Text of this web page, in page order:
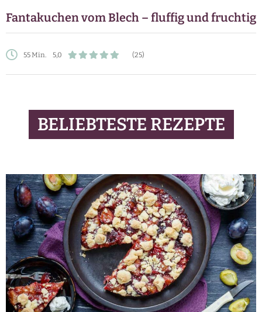
Fantakuchen vom Blech – fluffig und fruchtig
55 Min. 5,0 (25)
BELIEBTESTE REZEPTE